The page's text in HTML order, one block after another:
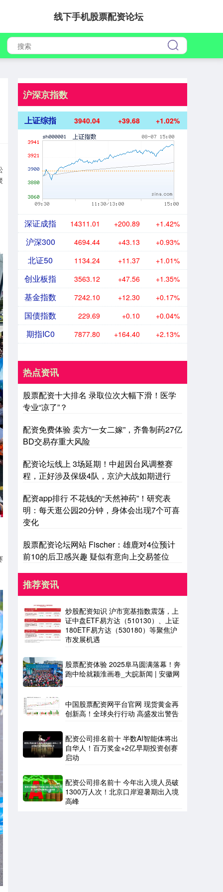
线下手机股票配资论坛
沪深京指数
上证综指 3940.04 +39.68 +1.02%
深证成指 14311.01 +200.89 +1.42%
沪深300 4694.44 +43.13 +0.93%
北证50 1134.24 +11.37 +1.01%
创业板指 3563.12 +47.56 +1.35%
基金指数 7242.10 +12.30 +0.17%
国债指数 229.69 +0.10 +0.04%
期指IC0 7877.80 +164.40 +2.13%
热点资讯
股票配资十大排名 录取位次大幅下滑！医学
专业“凉了”？
配资免费体验 卖方“一女二嫁”，齐鲁制药27亿
BD交易存重大风险
配资论坛线上 3场延期！中超因台风调整赛
程，正好涉及保级4队，京沪大战如期进行
配资app排行 不花钱的“天然神药”！研究表
明：每天逛公园20分钟，身体会出现7个可喜
变化
股票配资论坛网站 Fischer：雄鹿对4位预计
前10的后卫感兴趣 疑似有意向上交易签位
推荐资讯
炒股配资知识 沪市宽基指数震荡，上
证中盘ETF易方达（510130）、上证
180ETF易方达（530180）等聚焦沪
市发展机遇
股票配资体验 2025阜马圆满落幕！奔
跑中绘就颍淮画卷_大皖新闻 | 安徽网
中国股票配资网平台官网 现货黄金再
创新高！全球央行行动 高盛发出警告
配资公司排名前十 半数AI智能体将出
自华人！百万奖金+2亿早期投资创赛
启动
配资公司排名前十 今年出入境人员破
1300万人次！北京口岸迎暑期出入境
高峰